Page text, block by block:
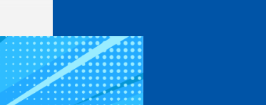
グッズを買うトップ
オンラインストア
ユニフォーム